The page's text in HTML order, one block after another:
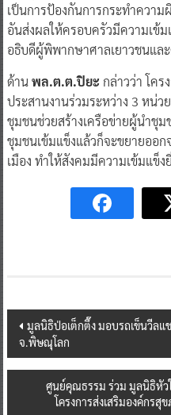
เป็นการป้องกันการกระทำความ
อันส่งผลให้ครอบครัวมีความเ
อธิบดีผู้พิพากษาศาลเยาวชนแล
ด้านพล.ต.ต.ปิยะ กล่าวว่า โคร
ประสานงานร่วมระหว่าง 3 หน่ว
ชุมชนช่วยสร้างเครือข่ายผู้นำชุ
ชุมชนเข้มแข็งแล้วก็จะขยายออ
เมือง ทำให้สังคมมีความเข้มแข็ง
Post
navigation
มูลนิธิป่อเต็กตึ๊ง มอบรถเข็นวีล
จ.พิษณุโลก
ศูนย์คุณธรรม ร่วม มูลนิธิหัว
โครงการส่งเสริมองค์กรสุ